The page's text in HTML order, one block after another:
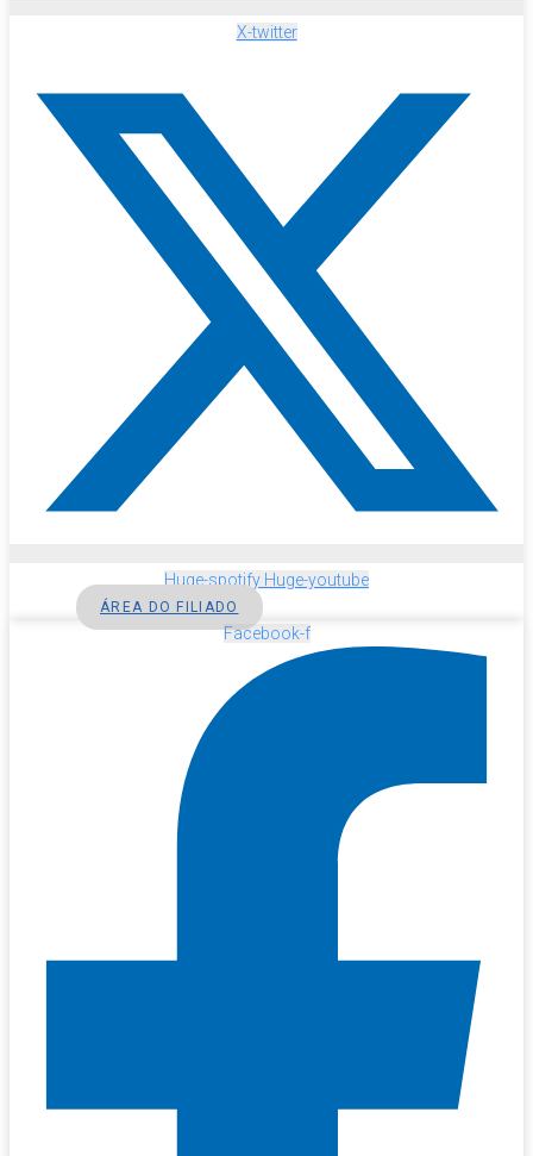
X-twitter
Huge-spotify Huge-youtube
ÁREA DO FILIADO
Facebook-f